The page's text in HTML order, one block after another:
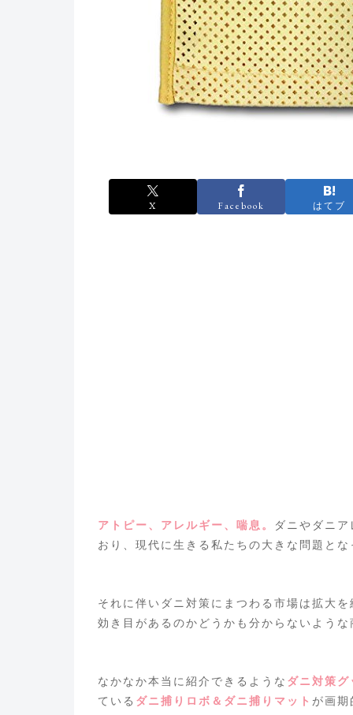
X Facebook はてブ
アトピー、アレルギー、喘息。
ダニやダニ
おり、現代に生きる私たちの大きな問題と
それに伴いダニ対策にまつわる市場は拡大
効き目があるのかどうかも分からない よう
なかなか本当に紹介できるような ダニ対策グ
ている ダニ捕りロボ＆ダニ捕りマット が画